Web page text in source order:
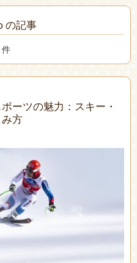
の記事
ーツの魅力：スキー・
方